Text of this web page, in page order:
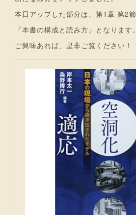
本日アップした部分は、第1章 第2
『本書の構成と読み方』となります。
ご興味あれば、是非ご覧ください！